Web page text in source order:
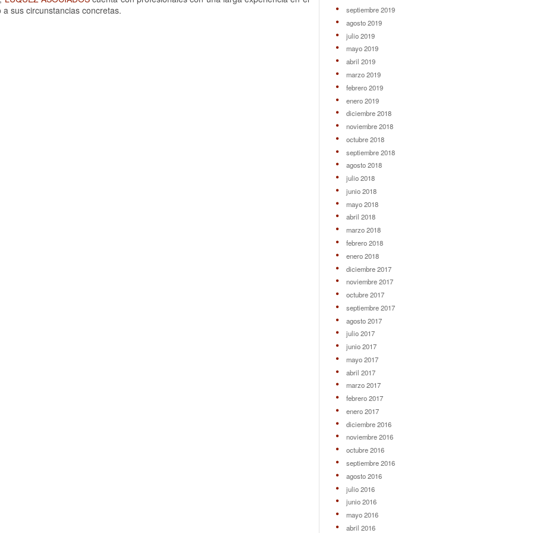
sus circunstancias concretas.
septiembre 2019
agosto 2019
julio 2019
mayo 2019
abril 2019
marzo 2019
febrero 2019
enero 2019
diciembre 2018
noviembre 2018
octubre 2018
septiembre 2018
agosto 2018
julio 2018
junio 2018
mayo 2018
abril 2018
marzo 2018
febrero 2018
enero 2018
diciembre 2017
noviembre 2017
octubre 2017
septiembre 2017
agosto 2017
julio 2017
junio 2017
mayo 2017
abril 2017
marzo 2017
febrero 2017
enero 2017
diciembre 2016
noviembre 2016
octubre 2016
septiembre 2016
agosto 2016
julio 2016
junio 2016
mayo 2016
abril 2016